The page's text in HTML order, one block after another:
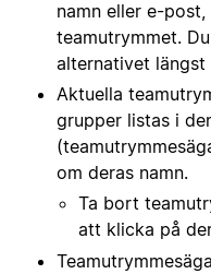
namn eller e-
teamutrymmet.
alternativet
Aktuella
grupper listas i
om deras namn.
Ta bort
att klicka på